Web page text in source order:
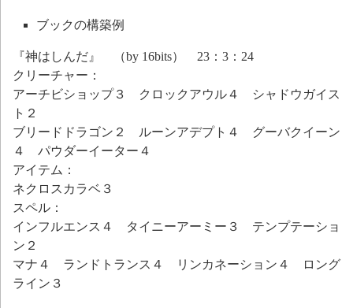
ブックの構築例
『神はしんだ』 （by 16bits） 23：3：24
クリーチャー：
アーチビショップ３ クロックアウル４ シャドウガイス
ト２
ブリードドラゴン２ ルーンアデプト４ グーバクイーン
４ パウダーイーター４
アイテム：
ネクロスカラベ３
スペル：
インフルエンス４ タイニーアーミー３ テンプテーショ
ン２
マナ４ ランドトランス４ リンカネーション４ ロング
ライン３